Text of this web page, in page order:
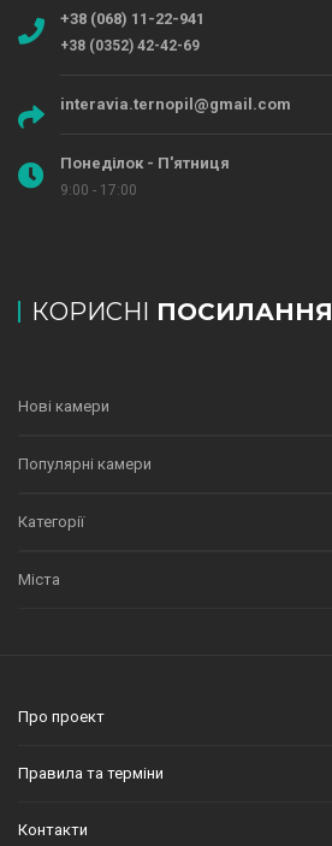
+38 (068) 11-22-941
+38 (0352) 42-42-69
interavia.ternopil@gmail.com
Понеділок - П'ятниця
9:00 - 17:00
КОРИСНІ ПОСИЛАННЯ
Нові камери
Популярні камери
Категорії
Міста
Про проект
Правила та терміни
Контакти